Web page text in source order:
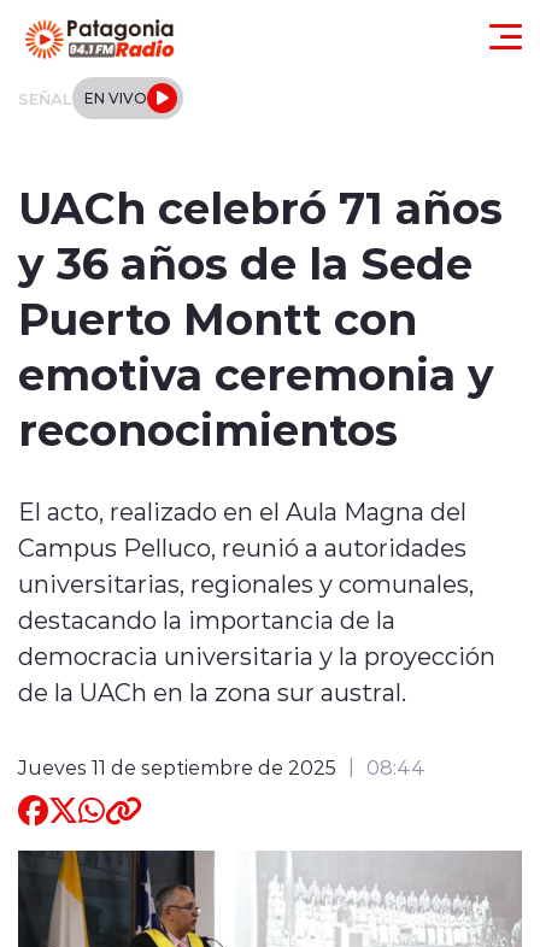
SEÑAL EN VIVO
Tendencias
Internacional
Entrevistas
Quienes Somos
modo claro
UACh celebró 71 años
y 36 años de la Sede
Puerto Montt con
emotiva ceremonia y
reconocimientos
El acto, realizado en el Aula Magna del
Campus Pelluco, reunió a autoridades
universitarias, regionales y comunales,
destacando la importancia de la
democracia universitaria y la proyección
de la UACh en la zona sur austral.
Jueves 11 de septiembre de 2025 08:44